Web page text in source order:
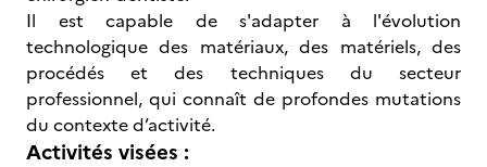
Il est capable de s'adapter à l'évolution
technologique des matériaux, des matériels, des
procédés et des techniques du secteur
professionnel, qui connaît de profondes mutations
du contexte d’activité.
Activités visées :